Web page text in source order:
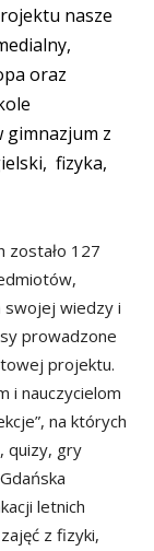
nasze
oraz
gimnazjum z
fizyka,
zostało 127
swojej wiedzy i
prowadzone
projektu.
i nauczycielom
na których
quizy, gry
letnich
z fizyki,